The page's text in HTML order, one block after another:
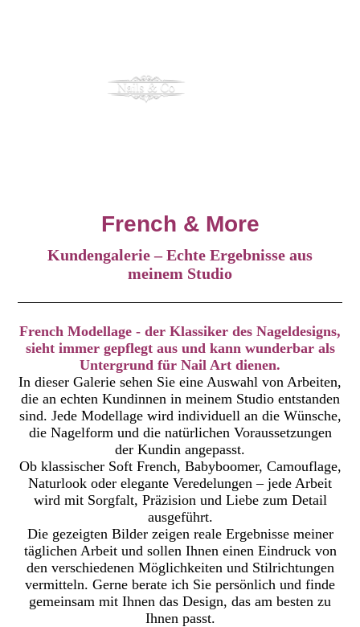
French & More
Kundengalerie – Echte Ergebnisse aus
meinem Studio
French Modellage - der Klassiker des Nageldesigns,
sieht immer gepflegt aus und kann wunderbar als
Untergrund für Nail Art dienen.
In dieser Galerie sehen Sie eine Auswahl von Arbeiten,
die an echten Kundinnen in meinem Studio entstanden
sind. Jede Modellage wird individuell an die Wünsche,
die Nagelform und die natürlichen Voraussetzungen
der Kundin angepasst.
Ob klassischer Soft French, Babyboomer, Camouflage,
Naturlook oder elegante Veredelungen – jede Arbeit
wird mit Sorgfalt, Präzision und Liebe zum Detail
ausgeführt.
Die gezeigten Bilder zeigen reale Ergebnisse meiner
täglichen Arbeit und sollen Ihnen einen Eindruck von
den verschiedenen Möglichkeiten und Stilrichtungen
vermitteln. Gerne berate ich Sie persönlich und finde
gemeinsam mit Ihnen das Design, das am besten zu
Ihnen passt.